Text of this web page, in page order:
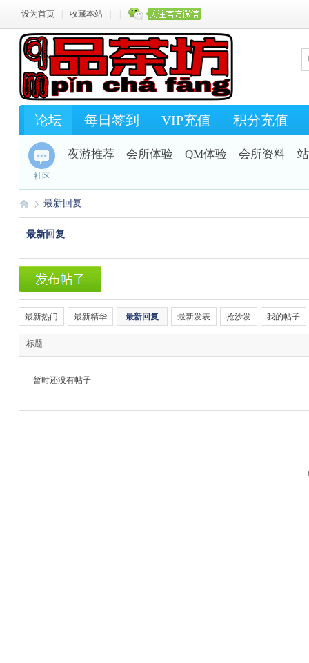
设为首页 收藏本站
论坛 每日签到 VIP充值 积分充值
社区
夜游推荐 会所体验 QM体验 会所资料
Q ›
最新回复
最新回复
最新热门 最新精华 最新回复 最新发表 抢沙发 我的帖子
标题
暂时还没有帖子